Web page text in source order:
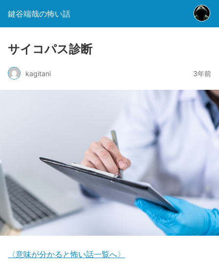
鍵谷端哉の怖い話
サイコパス診断
kagitani 3年前
〈意味が分かると怖い話一覧へ〉